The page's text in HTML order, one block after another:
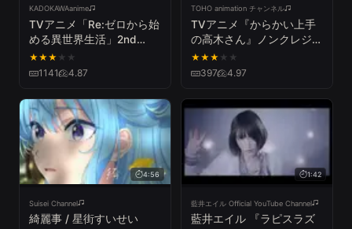
KADOKAWAanime
TVアニメ「Re:ゼロから始
める異世界生活」2nd
season EDテーマ
「Memento」MV(full
★★★ ★ ★
1141 4.87
TOHO animation チャンネル
TVアニメ『からかい上手
の高木さん』ノンクレジッ
トED「気まぐれロマンテ
ィック」／高木さん
★★★ ★ ★
397 4.97
4:56
Suisei Channel
綺麗事 / 星街すいせい
1:42
藍井エイル Official YouTube Channel
藍井エイル 『ラピスラズ